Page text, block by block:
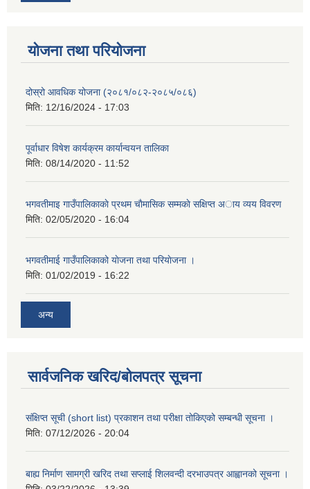
योजना तथा परियोजना
दोस्रो आवधिक योजना (२०८१/०८२-२०८५/०८६)
मिति: 12/16/2024 - 17:03
पूर्वाधार विषेश कार्यक्रम कार्यान्वयन तालिका
मिति: 08/14/2020 - 11:52
भगवतीमाइ गाउँपालिकाकाे प्रथम चाैमासिक सम्मकाे सक्षिप्त अाय व्यय विवरण
मिति: 02/05/2020 - 16:04
भगवतीमाई गाउँपालिकाको याेजना तथा परियाेजना ।
मिति: 01/02/2019 - 16:22
अन्य
सार्वजनिक खरिद/बोलपत्र सूचना
संक्षिप्त सूची (short list) प्रकाशन तथा परीक्षा तोकिएको सम्बन्धी सूचना ।
मिति: 07/12/2026 - 20:04
बाह्य निर्माण सामग्री खरिद तथा सप्लाई शिलवन्दी दरभाउपत्र आह्वानको सूचना ।